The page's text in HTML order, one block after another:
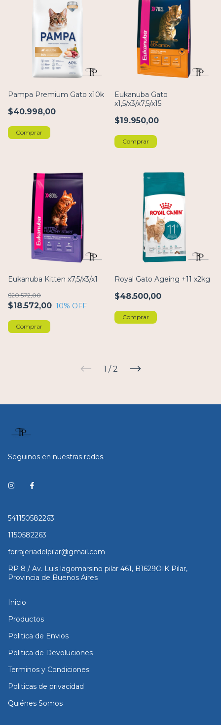
Pampa Premium Gato x10k
$40.998,00
Comprar
Eukanuba Gato
x1,5/x3/x7,5/x15
$19.950,00
Comprar
Eukanuba Kitten x7,5/x3/x1
$18.572,00
$20.572,00
10% OFF
Comprar
Royal Gato Ageing +11 x2kg
$48.500,00
Comprar
1 / 2
Seguinos en nuestras redes.
541150582263
1150582263
forrajeriadelpilar@gmail.com
RP 8 / Av. Luis lagomarsino pilar 461, B1629OIK Pilar,
Provincia de Buenos Aires
Inicio
Productos
Politica de Envios
Politica de Devoluciones
Terminos y Condiciones
Politicas de privacidad
Quiénes Somos